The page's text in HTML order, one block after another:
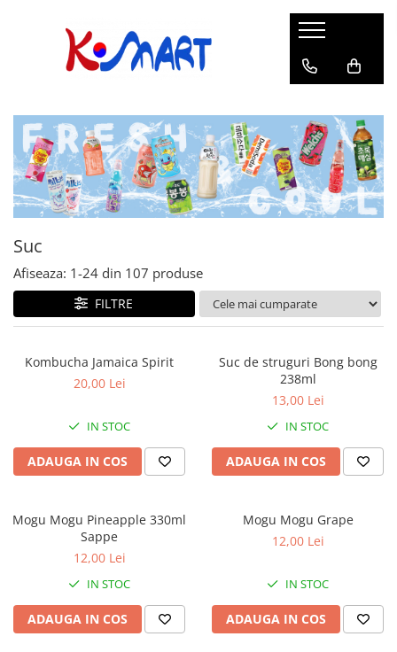
Ramyunㅣ라면
Cupă
Snacksㅣ과자
Crackers
Alge
Gustări Tradiționale
Sosuriㅣ소스
Sos pentru Marinat
Sos Picant
Altele
Gata Preparatㅣ가공식품
Alge
Altele
Garnituri
Kimchi
Ingredienteㅣ재료
Condimente
Făină
Mix
Bază de Supă
Curry
Orez
Uleiuri
K-POPㅣ케이팝
ATEEZ
Black Pink
IU
KEY
Băuturiㅣ음료
Suc
Cafea
Ceai
Clasic
Instant
Perle de Tapioca
Alcoolice
Lapte
Deserturiㅣ디저트
Prăjituri
Mochi
Bomboane
Caramele
Cotton Candy
Guma de mestecat
Suc
Afiseaza: 1-24 din 107 produse
FILTRE
Kombucha Jamaica Spirit
20,00 Lei
IN STOC
ADAUGA IN COS
Suc de struguri Bong bong
238ml
13,00 Lei
IN STOC
ADAUGA IN COS
Mogu Mogu Pineapple 330ml
Sappe
12,00 Lei
IN STOC
ADAUGA IN COS
Mogu Mogu Grape
12,00 Lei
IN STOC
ADAUGA IN COS